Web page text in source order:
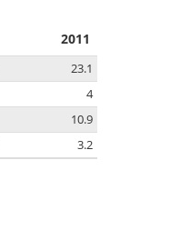
2011
23.1
4
10.9
3.2